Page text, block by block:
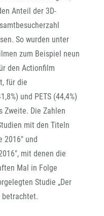
Anteil der 3D-
So wurden unter
zum Beispiel neun
den Actionfilm
für die
und PETS (44,4%)
Zweite. Die Zahlen
mit den Titeln
2016" und
mit denen die
Mal in Folge
Studie „Der
betrachtet.